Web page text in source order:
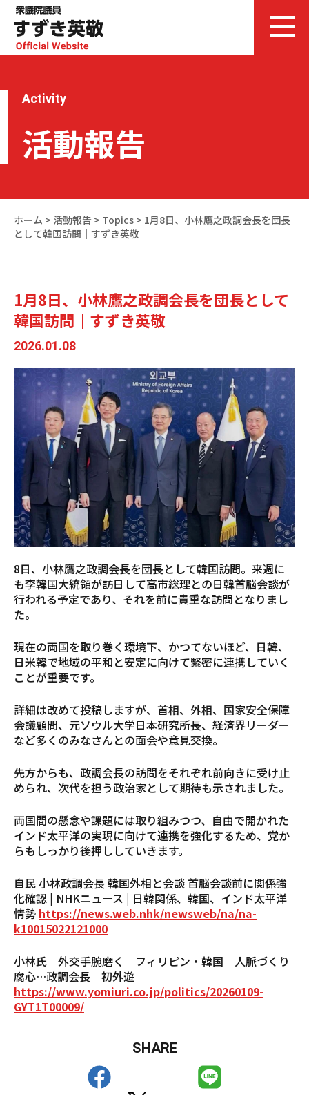
Activity
活動報告
ホーム > 活動報告 > Topics > 1月8日、小林鷹之政調会長を団長
として韓国訪問｜すずき英敬
1月8日、小林鷹之政調会長を団長として
韓国訪問｜すずき英敬
2026.01.08
8日、小林鷹之政調会長を団長として韓国訪問。来週に
も李韓国大統領が訪日して高市総理との日韓首脳会談が
行われる予定であり、それを前に貴重な訪問となりまし
た。
現在の両国を取り巻く環境下、かつてないほど、日韓、
日米韓で地域の平和と安定に向けて緊密に連携していく
ことが重要です。
詳細は改めて投稿しますが、首相、外相、国家安全保障
会議顧問、元ソウル大学日本研究所長、経済界リーダー
など多くのみなさんとの面会や意見交換。
先方からも、政調会長の訪問をそれぞれ前向きに受け止
められ、次代を担う政治家として期待も示されました。
両国間の懸念や課題には取り組みつつ、自由で開かれた
インド太平洋の実現に向けて連携を強化するため、党か
らもしっかり後押ししていきます。
自民 小林政調会長 韓国外相と会談 首脳会談前に関係強
化確認 | NHKニュース | 日韓関係、韓国、インド太平洋
情勢 https://news.web.nhk/newsweb/na/na-
k10015022121000
小林氏 外交手腕磨く フィリピン・韓国 人脈づくり
腐心…政調会長 初外遊
https://www.yomiuri.co.jp/politics/20260109-
GYT1T00009/
SHARE